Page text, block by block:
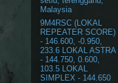
Malaysia
9M4RSC (LOKAL
REPEATER SCORE)
- 146.600, -0.950,
233.6 LOKAL ASTRA
- 144.750, 0.600,
103.5 LOKAL
SIMPLEX - 144.650